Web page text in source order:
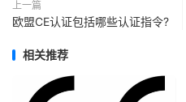
上一篇
欧盟CE认证包括哪些认证指令?
相关推荐